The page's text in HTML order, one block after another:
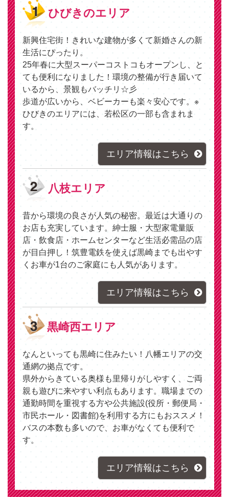
エリア情報はこちら
ひびきのエリア
新興住宅街！きれいな建物が多くて新婚さんの新
生活にぴったり。
25年春に大型スーパーコストコもオープンし、と
ても便利になりました！環境の整備が行き届いて
いるから、景観もバッチリ☆彡
歩道が広いから、ベビーカーも楽々安心です。※
ひびきのエリアには、若松区の一部も含まれま
す。
エリア情報はこちら
八枝エリア
昔から環境の良さが人気の秘密。最近は大通りの
お店も充実しています。紳士服・大型家電量販
店・飲食店・ホームセンターなど生活必需品の店
が目白押し！筑豊電鉄を使えば黒崎までも出やす
くお車が1台のご家庭にも人気があります。
エリア情報はこちら
黒崎西エリア
なんといっても黒崎に住みたい！八幡エリアの交
通網の拠点です。
県外からきている奥様も里帰りがしやすく、ご両
親も遊びに来やすい利点もあります。職場までの
通勤時間を重視する方や公共施設(役所・郵便局・
市民ホール・図書館)を利用する方にもおススメ！
バスの本数も多いので、お車がなくても便利で
す。